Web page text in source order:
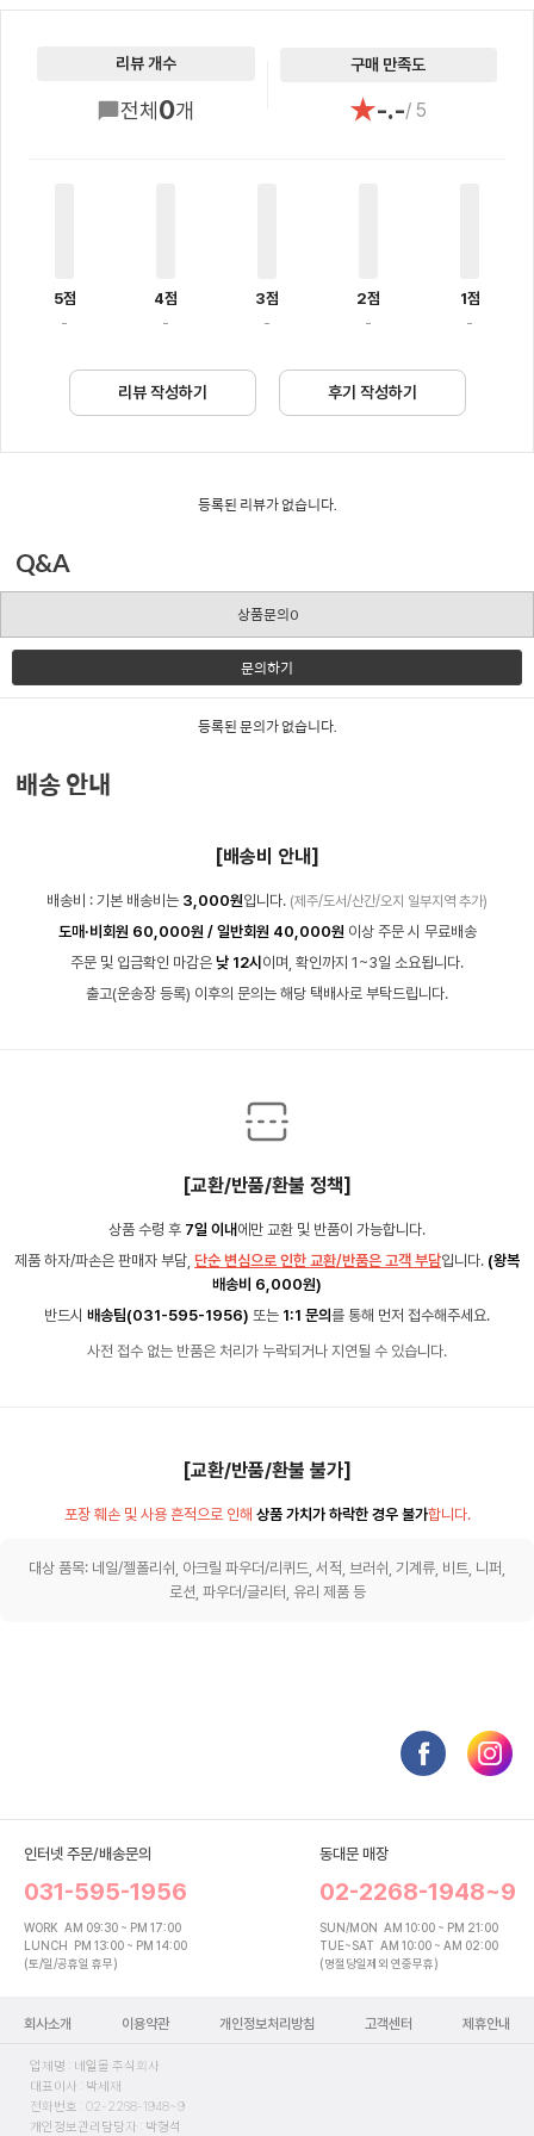
리뷰 개수
전체 0개
구매 만족도
★-.-/ 5
5점
-
4점
-
3점
-
2점
-
1점
-
리뷰 작성하기 후기 작성하기
등록된 리뷰가 없습니다.
Q&A
상품문의0
문의하기
등록된 문의가 없습니다.
배송 안내
[배송비 안내]
배송비 : 기본 배송비는 3,000원입니다. (제주/도서/산간/오지 일부지역 추가)
도매·비회원 60,000원 / 일반회원 40,000원 이상 주문 시 무료배송
주문 및 입금확인 마감은 낮 12시 이며, 확인까지 1~3일 소요됩니다.
출고(운송장 등록) 이후의 문의는 해당 택배사로 부탁드립니다.
[교환/반품/환불 정책]
상품 수령 후 7일 이내 에만 교환 및 반품이 가능합니다.
제품 하자/파손은 판매자 부담, 단순 변심으로 인한 교환/반품은 고객 부담입니다. (왕복
배송비 6,000원)
반드시 배송팀(031-595-1956) 또는 1:1 문의 를 통해 먼저 접수해주세요.
사전 접수 없는 반품은 처리가 누락되거나 지연될 수 있습니다.
[교환/반품/환불 불가]
포장 훼손 및 사용 흔적으로 인해 상품 가치가 하락한 경우 불가합니다.
대상 품목: 네일/젤폴리쉬, 아크릴 파우더/리퀴드, 서적, 브러쉬, 기계류, 비트, 니퍼,
로션, 파우더/글리터, 유리 제품 등
인터넷 주문/배송문의
031-595-1956
WORK AM 09:30 ~ PM 17:00
LUNCH PM 13:00 ~ PM 14:00
(토/일/공휴일 휴무)
동대문 매장
02-2268-1948~9
SUN/MON AM 10:00 ~ PM 21:00
TUE~SAT AM 10:00 ~ AM 02:00
(명절당일제외 연중무휴)
회사소개 이용약관 개인정보처리방침 고객센터 제휴안내
업체명 : 네일몰 주식회사
대표이사 : 박세재
전화번호 : 02-2268-1948~9
개인정보관리담당자 : 박형석